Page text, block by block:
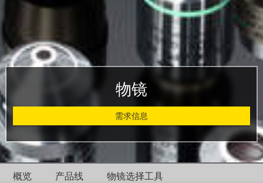
物镜
需求信息
概览 产品线 物镜选择工具